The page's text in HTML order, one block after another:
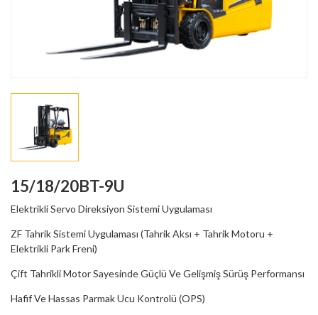
15/18/20BT-9U
Elektrikli Servo Direksiyon Sistemi Uygulaması
ZF Tahrik Sistemi Uygulaması (Tahrik Aksı + Tahrik Motoru +
Elektrikli Park Freni)
Çift Tahrikli Motor Sayesinde Güçlü Ve Gelişmiş Sürüş Performansı
Hafif Ve Hassas Parmak Ucu Kontrolü (OPS)